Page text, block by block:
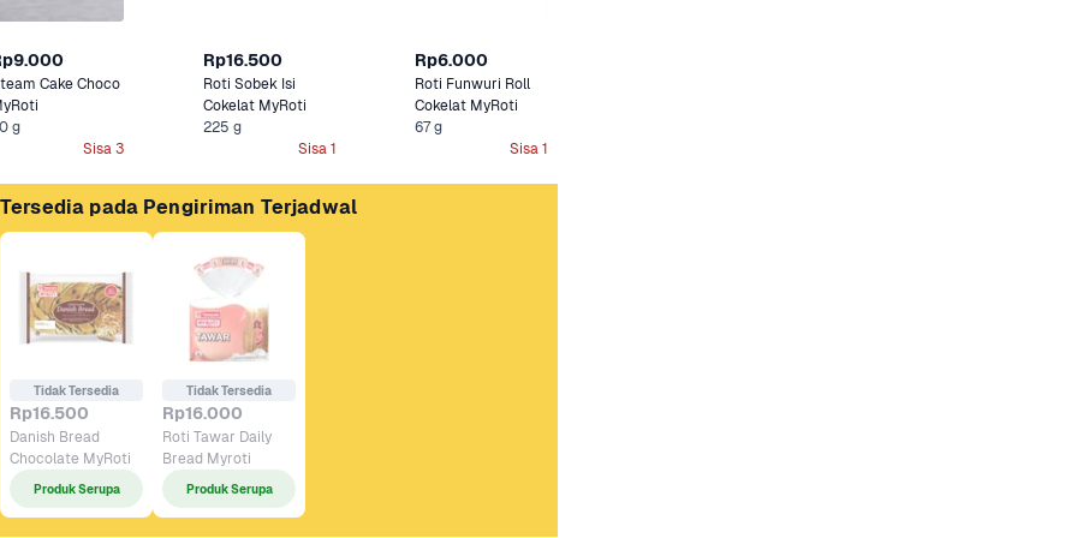
Cake Choco
g
Sisa 3
Rp16.500
Roti Sobek Isi
Cokelat MyRoti
225 g
Sisa 1
Rp6.000
Roti Funwuri Roll
Cokelat MyRoti
67 g
Sisa 1
Tersedia pada Pengiriman Terjadwal
Tidak Tersedia
Rp16.500
Danish Bread
Chocolate MyRoti
Produk Serupa
Tidak Tersedia
Rp16.000
Roti Tawar Daily
Produk Serupa